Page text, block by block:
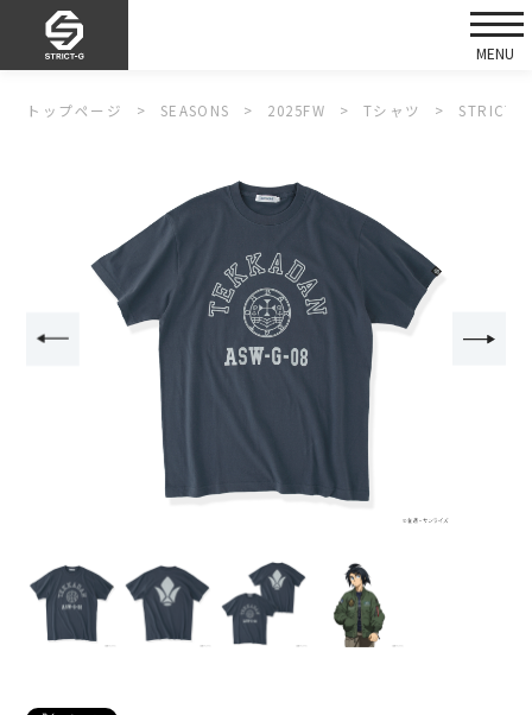
トップページ SEASONS 2025FW Tシャツ STRICT-